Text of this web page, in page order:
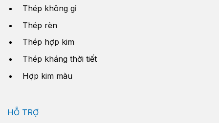
Thép không gỉ
Thép rèn
Thép hợp kim
Thép kháng thời tiết
Hợp kim màu
HỖ TRỢ